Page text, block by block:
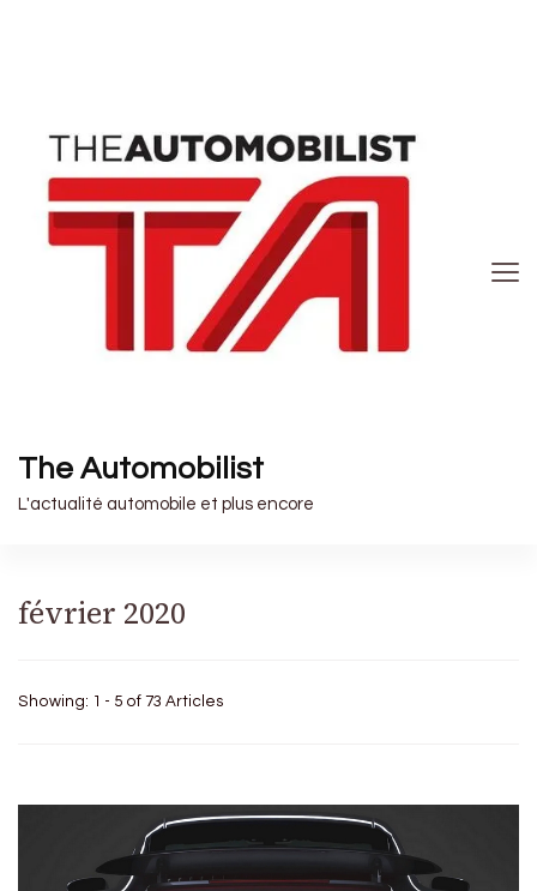
The Automobilist
L'actualité automobile et plus encore
février 2020
Showing: 1 - 5 of 73 Articles